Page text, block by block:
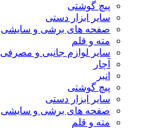
پیچ گوشتی
سایر ابزار دستی
صفحه های برشی و سایشی
مته و قلم
سایر لوازم جانبی و مصرفی
آچار
انبر
پیچ گوشتی
سایر ابزار دستی
صفحه های برشی و سایشی
مته و قلم